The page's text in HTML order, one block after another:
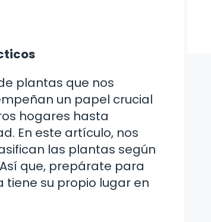
plantas que nos
un papel crucial
hogares hasta
En este artículo, nos
las plantas según
que, prepárate para
su propio lugar en